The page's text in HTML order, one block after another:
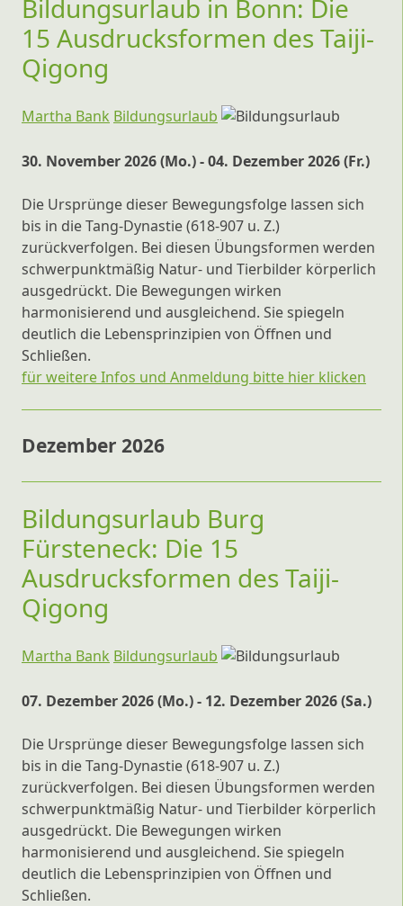
Bildungsurlaub in Bonn: Die
15 Ausdrucksformen des Taiji-
Qigong
Martha Bank Bildungsurlaub
30. November 2026 (Mo.) - 04. Dezember 2026 (Fr.)
Die Ursprünge dieser Bewegungsfolge lassen sich
bis in die Tang-Dynastie (618-907 u. Z.)
zurückverfolgen. Bei diesen Übungsformen werden
schwerpunktmäßig Natur- und Tierbilder körperlich
ausgedrückt. Die Bewegungen wirken
harmonisierend und ausgleichend. Sie spiegeln
deutlich die Lebensprinzipien von Öffnen und
Schließen.
für weitere Infos und Anmeldung bitte hier klicken
Dezember 2026
Bildungsurlaub Burg
Fürsteneck: Die 15
Ausdrucksformen des Taiji-
Qigong
Martha Bank Bildungsurlaub
07. Dezember 2026 (Mo.) - 12. Dezember 2026 (Sa.)
Die Ursprünge dieser Bewegungsfolge lassen sich
bis in die Tang-Dynastie (618-907 u. Z.)
zurückverfolgen. Bei diesen Übungsformen werden
schwerpunktmäßig Natur- und Tierbilder körperlich
ausgedrückt. Die Bewegungen wirken
harmonisierend und ausgleichend. Sie spiegeln
deutlich die Lebensprinzipien von Öffnen und
Schließen.